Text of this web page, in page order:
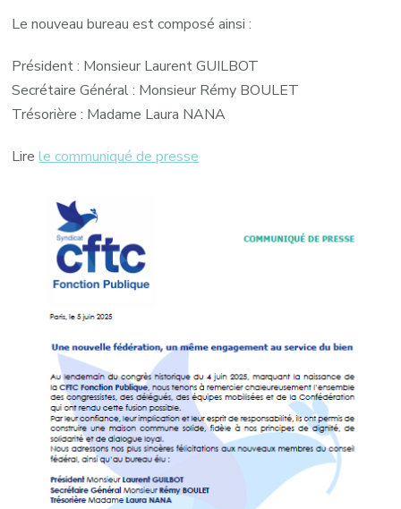
Le nouveau bureau est composé ainsi :
Président : Monsieur Laurent GUILBOT
Secrétaire Général : Monsieur Rémy BOULET
Trésorière : Madame Laura NANA
Lirele communiqué de presse